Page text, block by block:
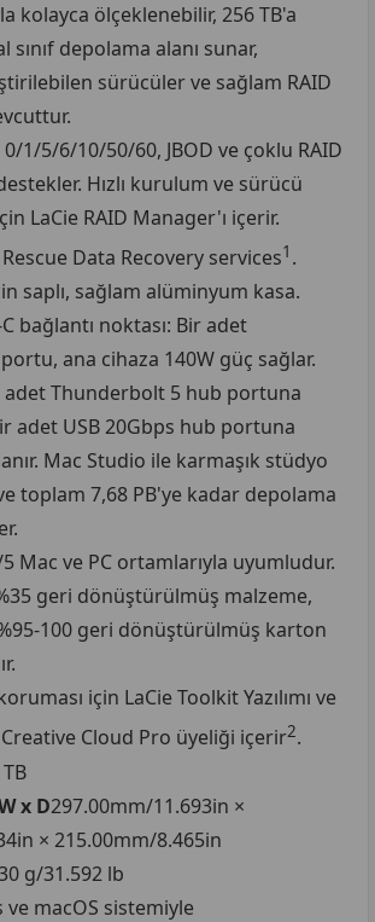
kolayca ölçeklenebilir, 256 TB'a
depolama alanı sunar,
sürücüler ve sağlam RAID
0/1/5/6/10/50/60, JBOD ve çoklu RAID
Hızlı kurulum ve sürücü
LaCie RAID Manager'ı içerir.
Data Recovery services1 .
saplı, sağlam alüminyum kasa.
bağlantı noktası: Bir adet
ana cihaza 140W güç sağlar.
adet Thunderbolt 5 hub portuna
adet USB 20Gbps hub portuna
Mac Studio ile karmaşık stüdyo
toplam 7,68 PB'ye kadar depolama
Mac ve PC ortamlarıyla uyumludur.
geri dönüştürülmüş malzeme,
100 geri dönüştürülmüş karton
için LaCie Toolkit Yazılımı ve
Cloud Pro üyeliği içerir2.
TB
x D297.00mm/11.693in ×
× 215.00mm/8.465in
g/31.592 lb
macOS sistemiyle